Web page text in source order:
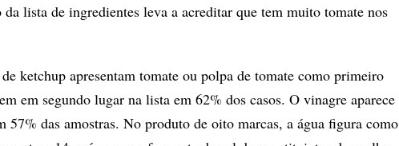
lista de ingredientes leva a acreditar que tem muito tomate nos
ketchup apresentam tomate ou polpa de tomate como primeiro
em segundo lugar na lista em 62% dos casos. O vinagre aparece
57% das amostras. No produto de oito marcas, a água figura como